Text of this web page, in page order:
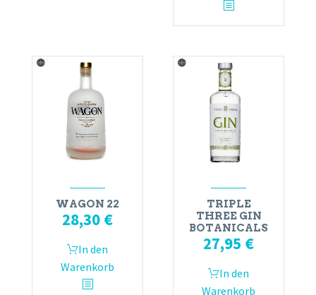
WAGON 22
28,30 €
In den
Warenkorb
TRIPLE
THREE GIN
BOTANICALS
27,95 €
In den
Warenkorb